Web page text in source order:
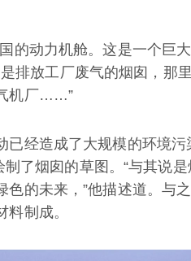
的动力机舱。这是一个巨
排放工厂废气的烟囱，那
机厂……”
经造成了大规模的环境污
了烟囱的草图。“与其说
的未来，”他描述道。与
制成。